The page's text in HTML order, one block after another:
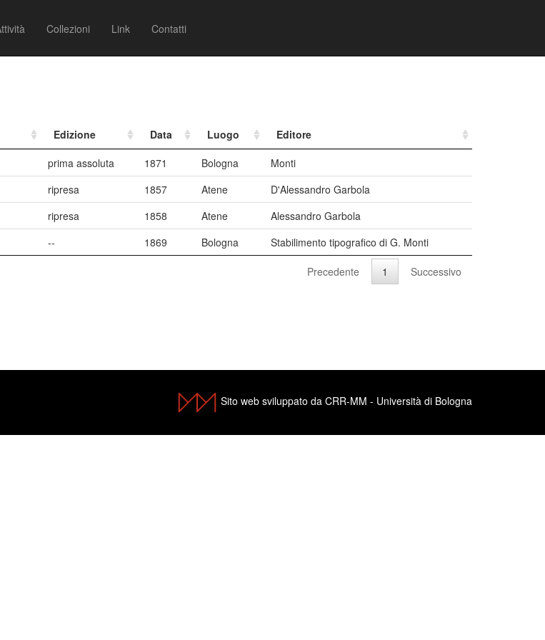
Collezioni Link Contatti
Edizione Data Luogo
Editore
prima assoluta 1871 Bologna
Monti
ripresa 1857 Atene
D'Alessandro Garbola
ripresa 1858 Atene
Alessandro Garbola
-- 1869 Bologna
Stabilimento tipografico di G. Monti
Precedente 1 Successivo
Sito web sviluppato da CRR-MM - Università di Bologna